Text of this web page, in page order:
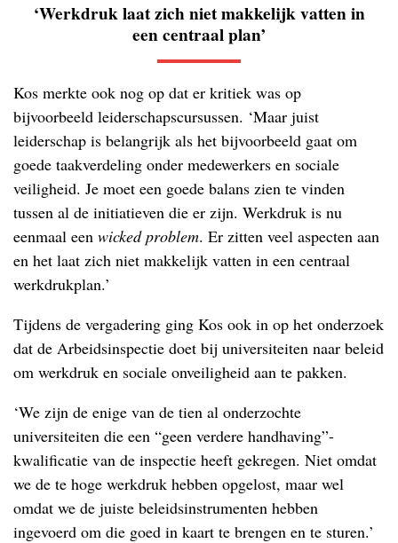
‘Werkdruk laat zich niet makkelijk vatten in
een centraal plan’
Kos merkte ook nog op dat er kritiek was op
bijvoorbeeld leiderschapscursussen. ‘Maar juist
leiderschap is belangrijk als het bijvoorbeeld gaat om
goede taakverdeling onder medewerkers en sociale
veiligheid. Je moet een goede balans zien te vinden
tussen al de initiatieven die er zijn. Werkdruk is nu
eenmaal een wicked problem. Er zitten veel aspecten aan
en het laat zich niet makkelijk vatten in een centraal
werkdrukplan.’
Tijdens de vergadering ging Kos ook in op het onderzoek
dat de Arbeidsinspectie doet bij universiteiten naar beleid
om werkdruk en sociale onveiligheid aan te pakken.
‘We zijn de enige van de tien al onderzochte
universiteiten die een “geen verdere handhaving”-
kwalificatie van de inspectie heeft gekregen. Niet omdat
we de te hoge werkdruk hebben opgelost, maar wel
omdat we de juiste beleidsinstrumenten hebben
ingevoerd om die goed in kaart te brengen en te sturen.’